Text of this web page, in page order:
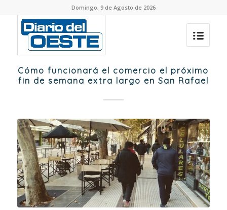
Domingo, 9 de Agosto de 2026
Cómo funcionará el comercio el próximo
fin de semana extra largo en San Rafael